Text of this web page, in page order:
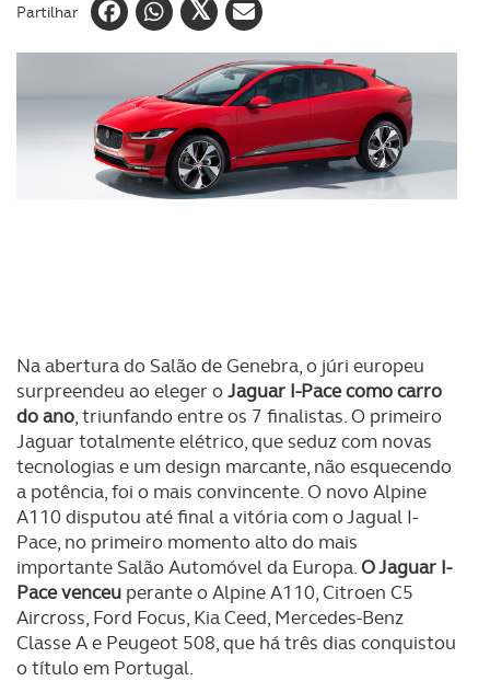
Partilhar
Na abertura do Salão de Genebra, o júri europeu
surpreendeu ao eleger oJaguar I-Pace como carro
do ano, triunfando entre os 7 finalistas. O primeiro
Jaguar totalmente elétrico, que seduz com novas
tecnologias e um design marcante, não esquecendo
a potência, foi o mais convincente. O novo Alpine
A110 disputou até final a vitória com o Jagual I-
Pace, no primeiro momento alto do mais
importante Salão Automóvel da Europa.O Jaguar I-
Pace venceu perante o Alpine A110, Citroen C5
Aircross, Ford Focus, Kia Ceed, Mercedes-Benz
Classe A e Peugeot 508, que há três dias conquistou
o título em Portugal.